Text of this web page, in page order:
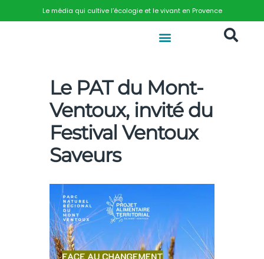
Le média qui cultive l’écologie et le vivant en Provence
Le PAT du Mont-
Ventoux, invité du
Festival Ventoux
Saveurs